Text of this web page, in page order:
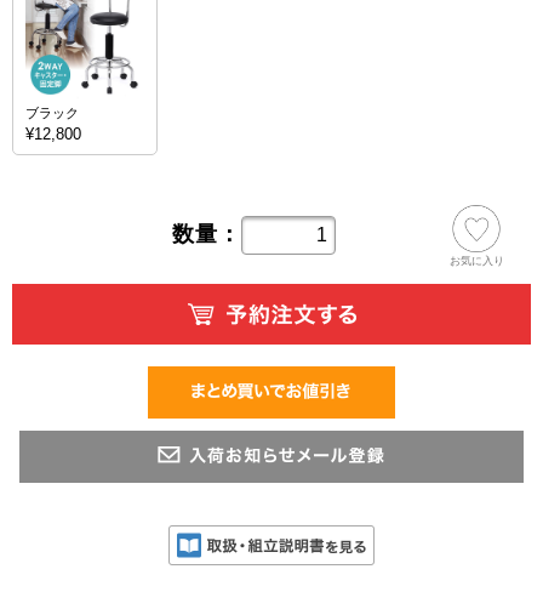
ブラック
¥12,800
数量：
お気に入り